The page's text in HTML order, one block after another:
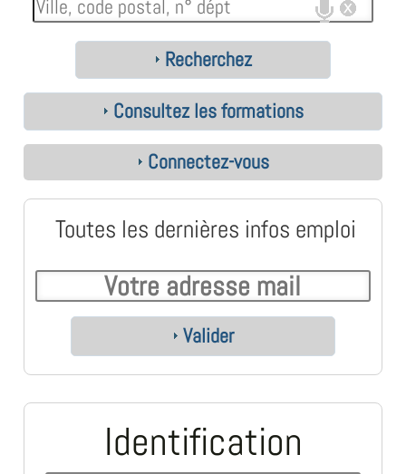
Recherchez
Consultez les formations
Connectez-vous
Toutes les dernières infos emploi
Valider
Identification